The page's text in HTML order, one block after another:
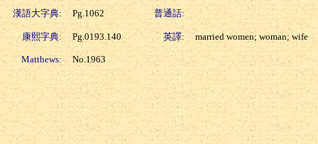
漢語大字典:
Pg.1062 普通話:
康熙字典: Pg.0193.140 英譯: married women; woman; wife
Matthews: No.1963